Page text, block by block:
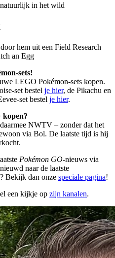
in het wild
hem uit een Field Research
an Egg
sets!
LEGO Pokémon-sets kopen.
set bestel je hier, de Pikachu en
set bestel je hier.
kopen?
NWTV – zonder dat het
via Bol. De laatste tijd is hij
Pokémon GO-nieuws via
naar de laatste
? Bekijk dan onze speciale pagina!
een kijkje op zijn kanalen.